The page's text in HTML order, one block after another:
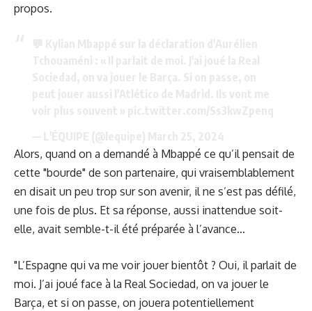
propos.
Alors, quand on a demandé à Mbappé ce qu’il pensait de
cette "bourde" de son partenaire, qui vraisemblablement
en disait un peu trop sur son avenir, il ne s’est pas défilé,
une fois de plus. Et sa réponse, aussi inattendue soit-
elle, avait semble-t-il été préparée à l’avance…
"L’Espagne qui va me voir jouer bientôt ? Oui, il parlait de
moi. J’ai joué face à la Real Sociedad, on va jouer le
Barça, et si on passe, on jouera potentiellement